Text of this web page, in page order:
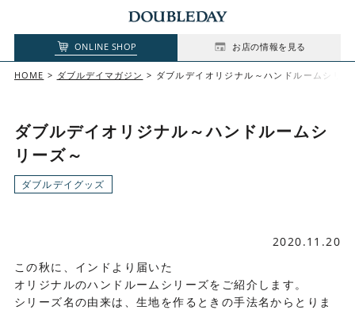
ONLINE SHOP お店の情報を見る
HOME ダブルデイマガジン ダブルデイオリジナル～ハンドルームシリー
ダブルデイオリジナル～ハンドルームシ
リーズ～
ダブルデイグッズ
2020.11.20
この秋に、インドより届いた
オリジナルのハンドルームシリーズをご紹介します。
シリーズ名の由来は、生地を作るときの手法名からとりま